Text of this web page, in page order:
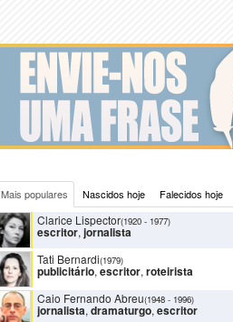
Mais populares Nascidos hoje Falecidos hoje
Clarice Lispector(1920 - 1977)
escritor, jornalista
Tati Bernardi(1979)
publicitário, escritor, roteirista
Caio Fernando Abreu(1948 - 1996)
jornalista, dramaturgo, escritor